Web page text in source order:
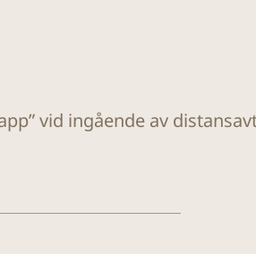
vid ingående av